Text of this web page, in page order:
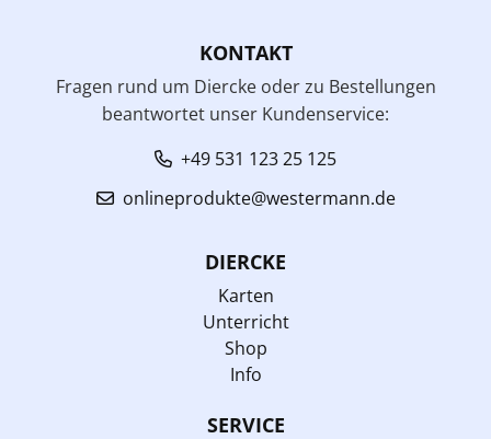
KONTAKT
Fragen rund um Diercke oder zu Bestellungen
beantwortet unser Kundenservice:
+49 531 123 25 125
onlineprodukte@westermann.de
DIERCKE
Karten
Unterricht
Shop
Info
SERVICE